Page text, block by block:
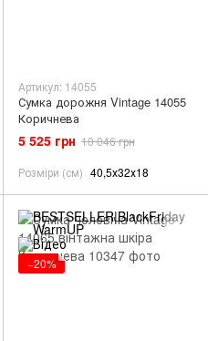
Артикул: 14055
Сумка дорожня Vintage 14055
Коричнева
5 525 грн 10 046 грн
Розміри (см) 40,5х32х18
−20%